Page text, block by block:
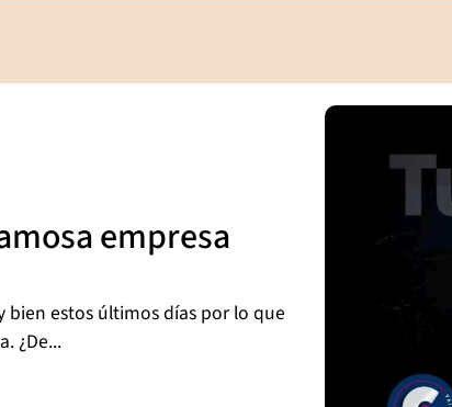
empresa
estos últimos días por lo que
¿De...